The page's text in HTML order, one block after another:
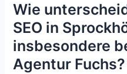
Wie
SEO in
insbesondere
Agentur Fuchs?